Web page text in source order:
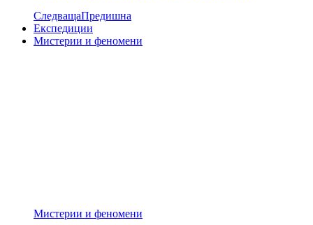
СледващаПредишна
Експедиции
Мистерии и феномени
Мистерии и феномени